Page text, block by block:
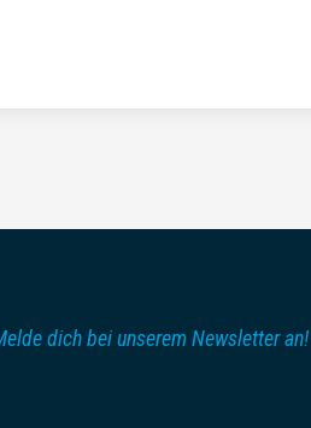
dich bei unserem Newsletter an!